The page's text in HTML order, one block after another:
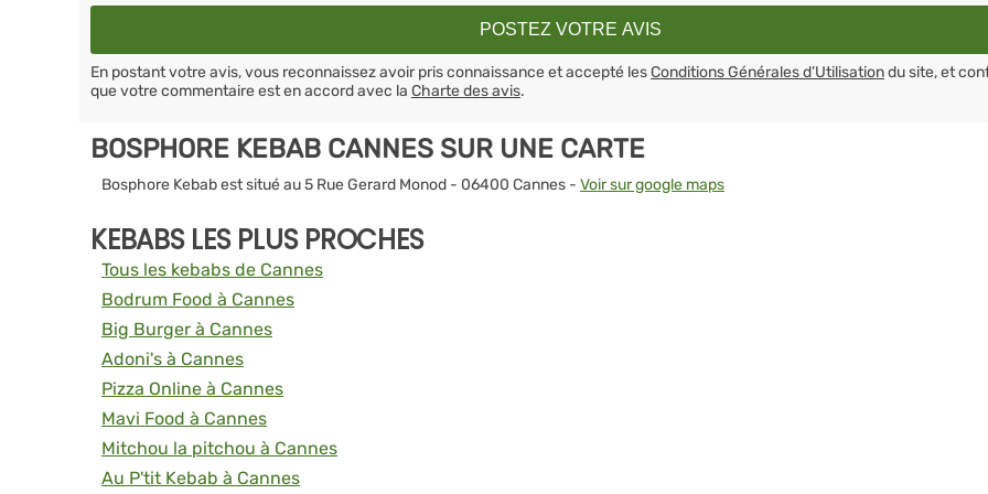
En postant votre avis, vous reconnaissez avoir pris connaissance et accepté lesConditions Générales d’Utilisationdu site, et
que votre commentaire est en accord avec la Charte des avis.
BOSPHORE KEBAB CANNES SUR UNE CARTE
Bosphore Kebab est situé au 5 Rue Gerard Monod - 06400 Cannes - Voir sur google maps
KEBABS LES PLUS PROCHES
Tous les kebabs de Cannes
Bodrum Food à Cannes
Big Burger à Cannes
Adoni's à Cannes
Pizza Online à Cannes
Mavi Food à Cannes
Mitchou la pitchou à Cannes
Au P'tit Kebab à Cannes